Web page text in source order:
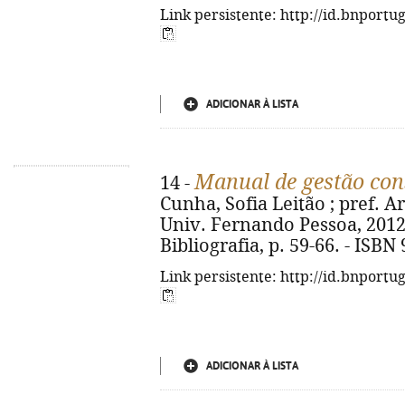
Link persistente: http://
ADICIONAR À LISTA
14 -Manual de gestão
Cunha, Sofia Leitão ; pref.
Univ. Fernando Pessoa,
Bibliografia, p. 59-66. - ISBN
Link persistente: http://
ADICIONAR À LISTA